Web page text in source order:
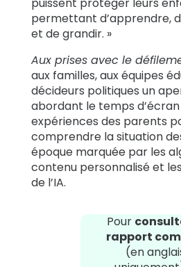
permettant d’apprendre,
et de grandir. »
Aux prises avec le
aux familles, aux équipes
décideurs politiques un
abordant le temps
expériences des parents
comprendre la situation
époque marquée par les
contenu personnalisé et
de l’IA.
Pour
rapport
(en